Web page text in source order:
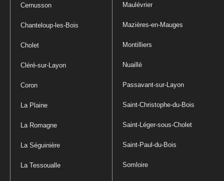
Cernusson
Chanteloup-les-Bois
Cholet
Cléré-sur-Layon
Coron
La Plaine
La Romagne
La Séguinière
La Tessoualle
Maulévrier
Mazières-en-Mauges
Montilliers
Nuaillé
Passavant-sur-Layon
Saint-Christophe-du-Bois
Saint-Léger-sous-Cholet
Saint-Paul-du-Bois
Somloire